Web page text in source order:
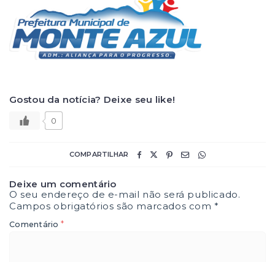
Gostou da notícia? Deixe seu like!
0
COMPARTILHAR
Deixe um comentário
O seu endereço de e-mail não será publicado.
Campos obrigatórios são marcados com*
Comentário *